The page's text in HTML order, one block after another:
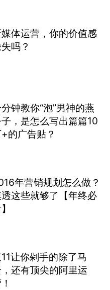
体运营，你的价值感
吗？
钟教你“泡”男神的燕
，是怎么写出篇篇10
的广告贴？
年营销规划怎么做？
这些就够了【年终必
让你剁手的除了马
还有顶尖的阿里运